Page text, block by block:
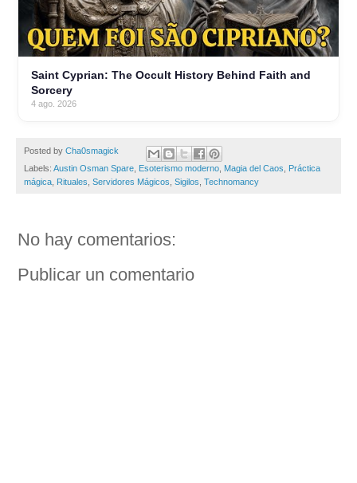
Saint Cyprian: The Occult History Behind Faith and
Sorcery
4 ago. 2026
Posted by Cha0smagick
Labels: Austin Osman Spare Esoterismo moderno Magia del Caos
Práctica
mágica Rituales Servidores Mágicos Sigilos Technomancy
No hay comentarios:
Publicar un comentario